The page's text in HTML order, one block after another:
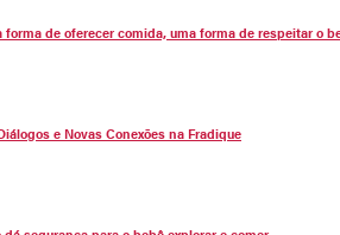
forma de oferecer comida, uma forma de respeitar o
e Novas Conexões na Fradique